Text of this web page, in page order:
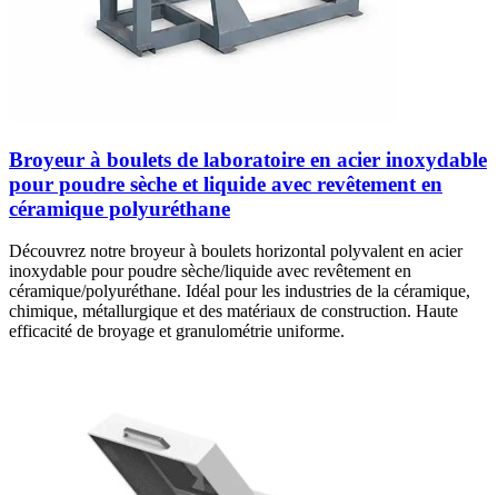
Broyeur à boulets de laboratoire en acier inoxydable
pour poudre sèche et liquide avec revêtement en
céramique polyuréthane
Découvrez notre broyeur à boulets horizontal polyvalent en acier
inoxydable pour poudre sèche/liquide avec revêtement en
céramique/polyuréthane. Idéal pour les industries de la céramique,
chimique, métallurgique et des matériaux de construction. Haute
efficacité de broyage et granulométrie uniforme.